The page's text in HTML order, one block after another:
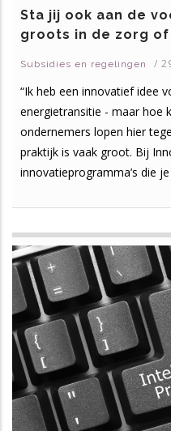
Sta jij ook aan de
groots in de zorg
Subsidies en regelingen /
“Ik heb een innovatief idee
energietransitie - maar hoe
ondernemers lopen hier
praktijk is vaak groot. Bij
innovatieprogramma’s die